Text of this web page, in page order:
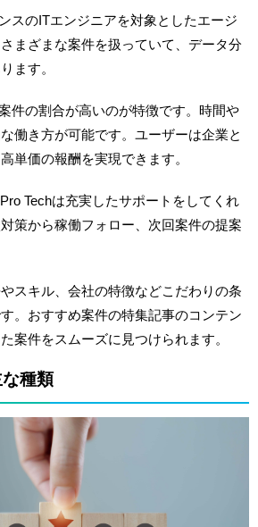
スのITエンジニアを対象としたエージ
まざまな案件を扱っていて、データ分
ます。
件の割合が高いのが特徴です。時間や
働き方が可能です。ユーザーは企業と
単価の報酬を実現できます。
Techは充実したサポートをしてくれ
策から稼働フォロー、次回案件の提案
スキル、会社の特徴などこだわりの条
。おすすめ案件の特集記事のコンテン
案件をスムーズに見つけられます。
種類